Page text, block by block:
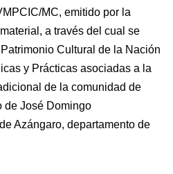
MC, emitido por la
a través del cual se
Cultural de la Nación
y Prácticas asociadas a la
de la comunidad de
de José Domingo
Azángaro, departamento de